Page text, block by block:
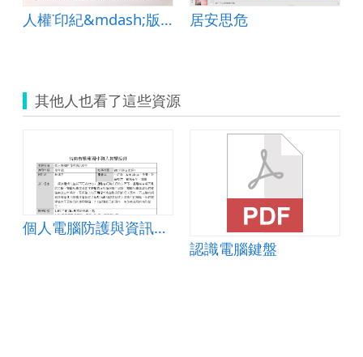
人權˙印紀&mdash;版畫藝術中的人權（節錄部分教案內容） 居安思危
其他人也看了這些資源
個人電腦防護與資訊安全
認識電腦鍵盤